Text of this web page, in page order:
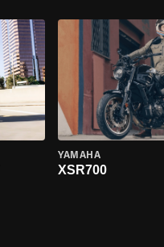
YAMAHA
XSR700